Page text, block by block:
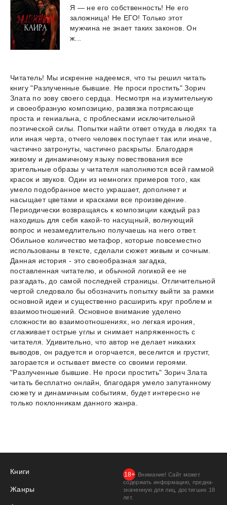
Я — не его собственность! Не его
заложница! Не ЕГО! Только этот
мужчина не знает таких законов. Он
ж...
Читатель! Мы искренне надеемся, что ты решил читать
книгу "Разлученные бывшие. Не проси простить" Зорич
Злата по зову своего сердца. Несмотря на изумительную
и своеобразную композицию, развязка потрясающе
проста и гениальна, с проблесками исключительной
поэтической силы. Попытки найти ответ откуда в людях та
или иная черта, отчего человек поступает так или иначе,
частично затронуты, частично раскрыты. Благодаря
живому и динамичному языку повествования все
зрительные образы у читателя наполняются всей гаммой
красок и звуков. Один из немногих примеров того, как
умело подобранное место украшает, дополняет и
насыщает цветами и красками все произведение.
Периодически возвращаясь к композиции каждый раз
находишь для себя какой-то насущный, волнующий
вопрос и незамедлительно получаешь на него ответ.
Обильное количество метафор, которые повсеместно
использованы в тексте, сделали сюжет живым и сочным.
Данная история - это своеобразная загадка,
поставленная читателю, и обычной логикой ее не
разгадать, до самой последней страницы. Отличительной
чертой следовало бы обозначить попытку выйти за рамки
основной идеи и существенно расширить круг проблем и
взаимоотношений. Основное внимание уделено
сложности во взаимоотношениях, но легкая ирония,
сглаживает острые углы и снимает напряженность с
читателя. Удивительно, что автор не делает никаких
выводов, он радуется и огорчается, веселится и грустит,
загорается и остывает вместе со своими героями.
"Разлученные бывшие. Не проси простить" Зорич Злата
читать бесплатно онлайн, благодаря умело запутанному
сюжету и динамичным событиям, будет интересно не
только поклонникам данного жанра.
Книги
Жанры
Внимание! Сайт может
содержать информацию, предна­
значенную для лиц, дости­гших 18
лет.